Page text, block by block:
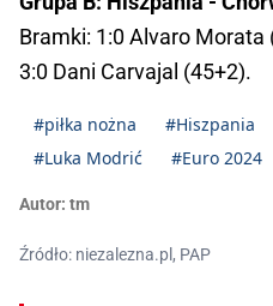
Bramki: 1:0 Alvaro Morata
3:0 Dani Carvajal (45+2).
#piłka nożna #Hiszpania
#Luka Modrić
#Euro 2024
Autor: tm
Źródło: niezalezna.pl, PAP